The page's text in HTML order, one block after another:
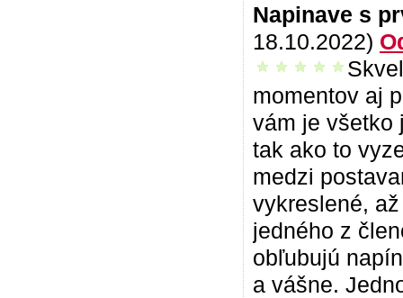
Napinave s
18.10.2022)
vrelo odporúčam
momentov aj
vám je všetko
tak ako to
medzi
vykreslené,
jedného z
obľubujú
a vášne.